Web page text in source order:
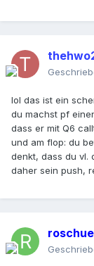
lol das ist ein
du machst pf
dass er mit Q6
und am flop: du
denkt, dass du vl.
daher sein push,
roschue